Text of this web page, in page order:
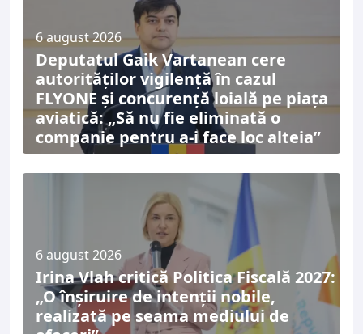
6 august 2026
Deputatul Gaik Vartanean cere
autorităților vigilență în cazul
FLYONE și concurență loială pe piața
aviatică: „Să nu fie eliminată o
companie pentru a-i face loc alteia”
6 august 2026
Irina Vlah critică Politica Fiscală 2027:
„O înșiruire de intenții nobile,
realizată pe seama mediului de